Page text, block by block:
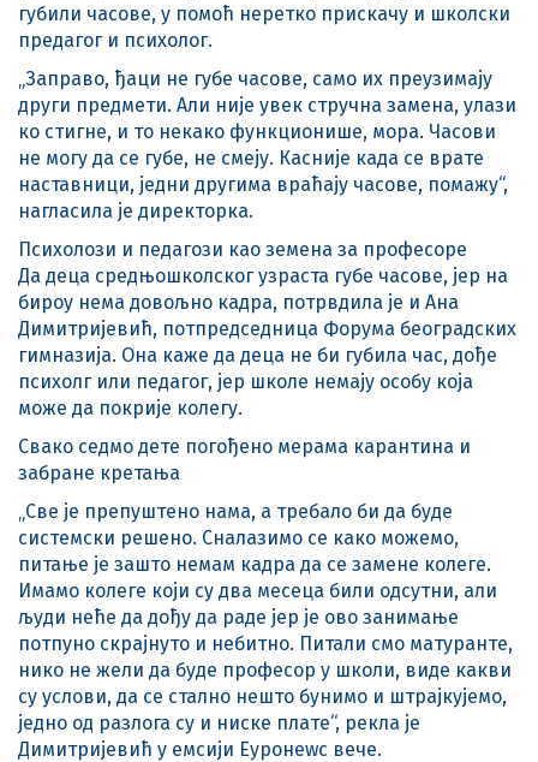
губили часове, у помоћ неретко прискачу и школски
предагог и психолог.
„Заправо, ђаци не губе часове, само их преузимају
други предмети. Али није увек стручна замена, улази
ко стигне, и то некако функционише, мора. Часови
не могу да се губе, не смеју. Касније када се врате
наставници, једни другима враћају часове, помажу“,
нагласила је директорка.
Психолози и педагози као земена за професоре
Да деца средњошколског узраста губе часове, јер на
бироу нема довољно кадра, потрвдила је и Ана
Димитријевић, потпредседница Форума београдских
гимназија. Она каже да деца не би губила час, дође
психолг или педагог, јер школе немају особу која
може да покрије колегу.
Свако седмо дете погођено мерама карантина и
забране кретања
„Све је препуштено нама, а требало би да буде
системски решено. Сналазимо се како можемо,
питање је зашто немам кадра да се замене колеге.
Имамо колеге који су два месеца били одсутни, али
људи неће да дођу да раде јер је ово занимање
потпуно скрајнуто и небитно. Питали смо матуранте,
нико не жели да буде професор у школи, виде какви
су услови, да се стално нешто бунимо и штрајкујемо,
једно од разлога су и ниске плате“, рекла је
Димитријевић у емсији Еуронеwс вече.